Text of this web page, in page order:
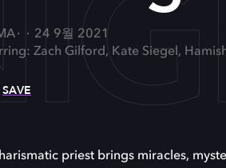
24 9월 2021
Zach Gilford, Kate Siegel,
SAVE
priest brings miracles,